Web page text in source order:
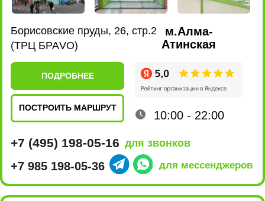
10:00 - 22:00
+7 980 435-47-17 для мессенджеров